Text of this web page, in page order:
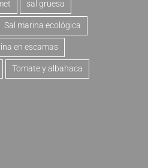
sal gruesa
Sal marina ecológica
en escamas
Tomate y albahaca